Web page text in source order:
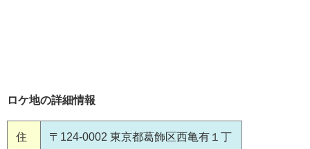
ロケ地の詳細情報
住
〒124-0002 東京都葛飾区西亀有１丁